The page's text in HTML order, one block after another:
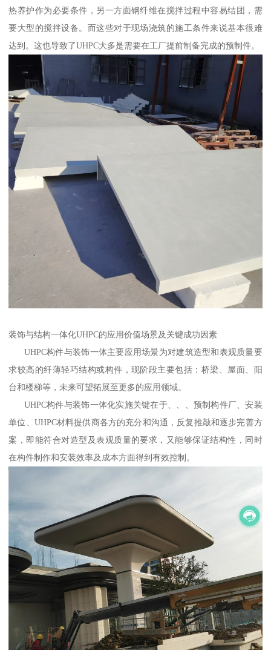
热养护作为必要条件，另一方面钢纤维在搅拌过程中容易结团，需
要大型的搅拌设备。而这些对于现场浇筑的施工条件来说基本很难
达到。这也导致了UHPC大多是需要在工厂提前制备完成的预制件。
装饰与结构一体化UHPC的应用价值场景及关键成功因素
UHPC构件与装饰一体主要应用场景为对建筑造型和表观质量要
求较高的纤薄轻巧结构或构件，现阶段主要包括：桥梁、屋面、阳
台和楼梯等，未来可望拓展至更多的应用领域。
UHPC构件与装饰一体化实施关键在于、、、预制构件厂、安装
单位、UHPC材料提供商各方的充分和沟通，反复推敲和逐步完善方
案，即能符合对造型及表观质量的要求，又能够保证结构性，同时
在构件制作和安装效率及成本方面得到有效控制。